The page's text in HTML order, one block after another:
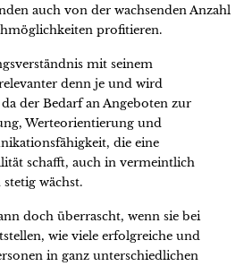
auch von der wachsenden Anzahl
profitieren.
mit seinem
denn je und wird
der Bedarf an Angeboten zur
Werteorientierung und
die eine
schafft, auch in vermeintlich
stetig wächst.
doch überrascht, wenn sie bei
wie viele erfolgreiche und
in ganz unterschiedlichen